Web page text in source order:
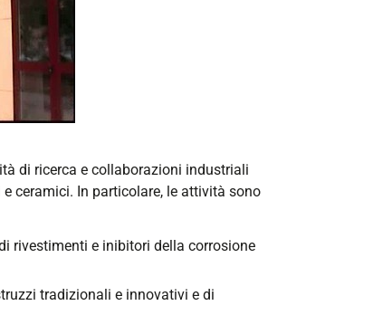
di ricerca e collaborazioni industriali
ceramici. In particolare, le attività sono
rivestimenti e inibitori della corrosione
tradizionali e innovativi e di